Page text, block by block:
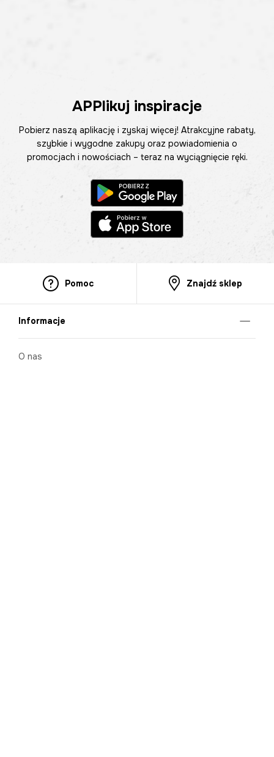
APPlikuj inspiracje
Pobierz naszą aplikację i zyskaj więcej! Atrakcyjne rabaty,
szybkie i wygodne zakupy oraz powiadomienia o
promocjach i nowościach – teraz na wyciągnięcie ręki.
Pomoc Znajdź sklep
Informacje
O nas